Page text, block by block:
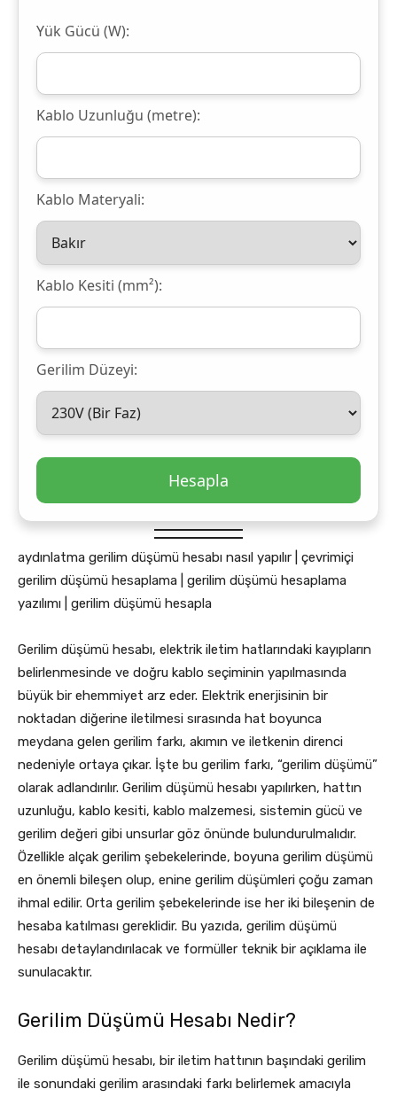
Yük Gücü (W):
Kablo Uzunluğu (metre):
Kablo Materyali:
Kablo Kesiti (mm²):
Gerilim Düzeyi:
aydınlatma gerilim düşümü hesabı nasıl yapılır | çevrimiçi
gerilim düşümü hesaplama | gerilim düşümü hesaplama
yazılımı | gerilim düşümü hesapla
Gerilim düşümü hesabı, elektrik iletim hatlarındaki kayıpların
belirlenmesinde ve doğru kablo seçiminin yapılmasında
büyük bir ehemmiyet arz eder. Elektrik enerjisinin bir
noktadan diğerine iletilmesi sırasında hat boyunca
meydana gelen gerilim farkı, akımın ve iletkenin direnci
nedeniyle ortaya çıkar. İşte bu gerilim farkı, “gerilim düşümü”
olarak adlandırılır. Gerilim düşümü hesabı yapılırken, hattın
uzunluğu, kablo kesiti, kablo malzemesi, sistemin gücü ve
gerilim değeri gibi unsurlar göz önünde bulundurulmalıdır.
Özellikle alçak gerilim şebekelerinde, boyuna gerilim düşümü
en önemli bileşen olup, enine gerilim düşümleri çoğu zaman
ihmal edilir. Orta gerilim şebekelerinde ise her iki bileşenin de
hesaba katılması gereklidir. Bu yazıda, gerilim düşümü
hesabı detaylandırılacak ve formüller teknik bir açıklama ile
sunulacaktır.
Gerilim Düşümü Hesabı Nedir?
Gerilim düşümü hesabı, bir iletim hattının başındaki gerilim
ile sonundaki gerilim arasındaki farkı belirlemek amacıyla